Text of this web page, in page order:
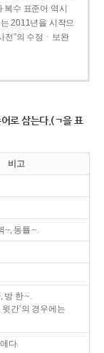
수 표준어 역시
2011년을 시작으
전”의 수정ㆍ보완
로 삼는다.(ㄱ을 표
비고
~, 동틀 ~.
방 한 ~.
윗간’의 경우에는
다.